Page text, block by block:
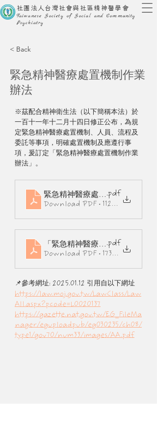
社團法人台灣社會與社區精神醫學會
Taiwanese Society of Social and Community
Psychiatry
< Back
緊急精神醫療處置機制作業
辦法
※茲配合精神衛生法（以下簡稱本法）於
一百十一年十二月十四日修正公布，為規
定緊急精神醫療處置機制、人員、流程及
委託等事項，明確處置機制及應遵行事
項，爰訂定「緊急精神醫療處置機制作業
辦法」。
緊急精神醫療處置機制作業辦法
.pdf
Download PDF • 112KB
「緊急精神醫療處置機制作業
.pdf
Download PDF • 173KB
📌參考網址: 2025.01.12 引用自以下網址
https://law.moj.gov.tw/LawClass/Law
All.aspx?pcode=L0020137
https://gazette.nat.gov.tw/EG_FileMa
nager/eguploadpub/eg030235/ch08/
type1/gov70/num33/images/AA.pdf